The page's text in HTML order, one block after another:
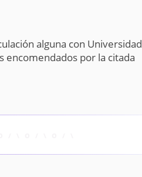
alguna con Universidad
encomendados por la citada